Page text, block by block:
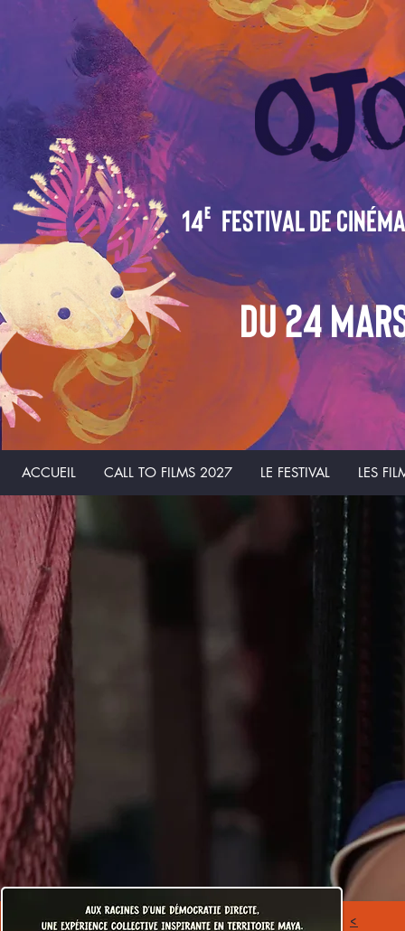
e
14 festival de
Du 24
ACCUEIL CALL TO FILMS 2027 LE FESTIVAL LES
<